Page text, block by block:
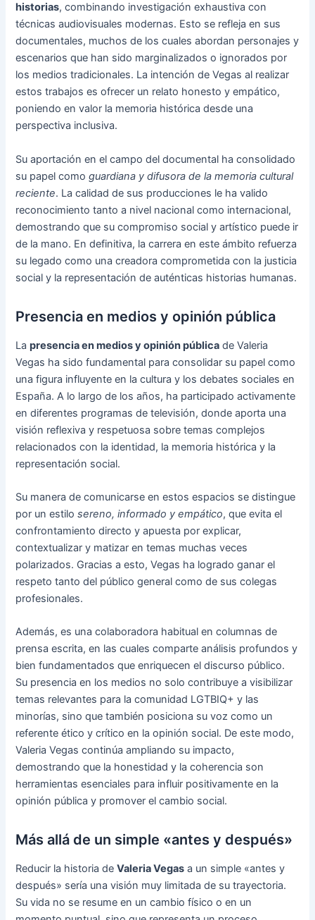
historias, combinando investigación exhaustiva con
técnicas audiovisuales modernas. Esto se refleja en sus
documentales, muchos de los cuales abordan personajes y
escenarios que han sido marginalizados o ignorados por
los medios tradicionales. La intención de Vegas al realizar
estos trabajos es ofrecer un relato honesto y empático,
poniendo en valor la memoria histórica desde una
perspectiva inclusiva.
Su aportación en el campo del documental ha consolidado
su papel comoguardiana y difusora de la memoria cultural
reciente. La calidad de sus producciones le ha valido
reconocimiento tanto a nivel nacional como internacional,
demostrando que su compromiso social y artístico puede ir
de la mano. En definitiva, la carrera en este ámbito refuerza
su legado como una creadora comprometida con la justicia
social y la representación de auténticas historias humanas.
Presencia en medios y opinión pública
Lapresencia en medios y opinión pública de Valeria
Vegas ha sido fundamental para consolidar su papel como
una figura influyente en la cultura y los debates sociales en
España. A lo largo de los años, ha participado activamente
en diferentes programas de televisión, donde aporta una
visión reflexiva y respetuosa sobre temas complejos
relacionados con la identidad, la memoria histórica y la
representación social.
Su manera de comunicarse en estos espacios se distingue
por un estilosereno, informado y empático, que evita el
confrontamiento directo y apuesta por explicar,
contextualizar y matizar en temas muchas veces
polarizados. Gracias a esto, Vegas ha logrado ganar el
respeto tanto del público general como de sus colegas
profesionales.
Además, es una colaboradora habitual en columnas de
prensa escrita, en las cuales comparte análisis profundos y
bien fundamentados que enriquecen el discurso público.
Su presencia en los medios no solo contribuye a visibilizar
temas relevantes para la comunidad LGTBIQ+ y las
minorías, sino que también posiciona su voz como un
referente ético y crítico en la opinión social. De este modo,
Valeria Vegas continúa ampliando su impacto,
demostrando que la honestidad y la coherencia son
herramientas esenciales para influir positivamente en la
opinión pública y promover el cambio social.
Más allá de un simple «antes y después»
Reducir la historia deValeria Vegas a un simple «antes y
después» sería una visión muy limitada de su trayectoria.
Su vida no se resume en un cambio físico o en un